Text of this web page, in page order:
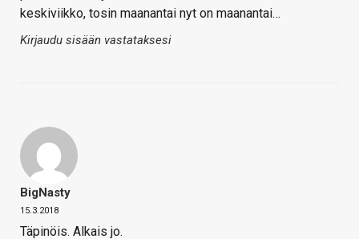
keskiviikko, tosin maanantai nyt on maanantai…
Kirjaudu sisään vastataksesi
BigNasty
15.3.2018
Täpinöis. Alkais jo.